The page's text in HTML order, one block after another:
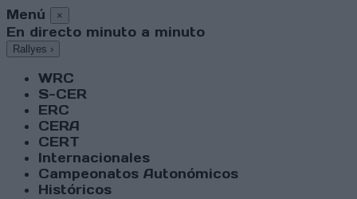
Menú ×
En directo minuto a minuto
Rallyes ›
WRC
S-CER
ERC
CERA
CERT
Internacionales
Campeonatos Autonómicos
Históricos